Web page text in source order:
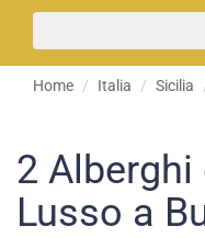
Home Italia Sicilia
2 Alberghi
Lusso a